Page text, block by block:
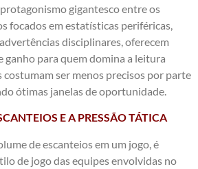
gigantesco entre os
focados em estatísticas periféricas,
disciplinares, oferecem
ganho para quem domina a leitura
costumam ser menos precisos por parte
ótimas janelas de oportunidade.
E A PRESSÃO TÁTICA
de escanteios em um jogo, é
de jogo das equipes envolvidas no